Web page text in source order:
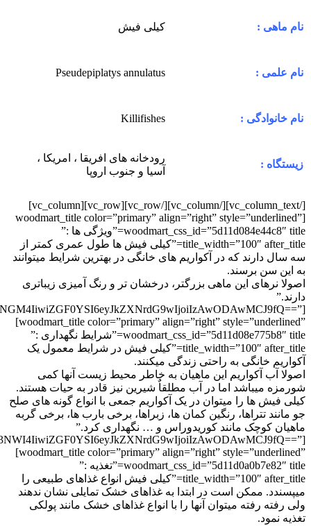
نام ماهی : کیلی فیش
نام علمی : Pseudepiplatys annulatus
نام خانوادگی : Killifishes
زیستگاه :
رودخانه های افریقا ، امریکا ،
آسیا و جنوب اروپا
[/vc_column_text][/vc_column][/vc_row][vc_row][vc_column]
[woodmart_title color=”primary” align=”right” style=”underlined”
woodmart_css_id=”5d11d084e44c8″ title=”ویژگی ها :”
title_width=”100″ after_title=”کیلی فیش ها طول عمری کمتر از
سه سال دارند که در آکواریم های خانگی در بهترین شرایط میتوانند
به این سن برسند.
اصولا نرهای این ماهی بزرگتر، درخشان تر و رنگ آمیزی زیباتری
دارند.”
[woodmart_title color=”primary” align=”right” style=”underlined”
woodmart_css_id=”5d11d08e775b8″ title=”شرایط نگهداری :”
title_width=”100″ after_title=”کیلی فیش در شرایط معمول یک
آکواریم خانگی به راحتی زندگی میکنند.
اصولا آب آکواریم این ماهیان به خاطر محیط زیست آنها کمی
شورمزه میباشد اما در آب مطلقاٌ شیرین نیز قادر به حیات هستند.
کیلی فیش ها را میتوان در یک آکواریم جمعی با انواع گونه های صلح
جو مانند تتراها، رنگین کمان ها، زبراها، برخی بارب ها، برخی گربه
ماهیان کوچک مانند کوریدوراس و … نگهداری کرد.”
[woodmart_title color=”primary” align=”right” style=”underlined”
woodmart_css_id=”5d11d0a0b7e82″ title=”تغذیه :”
title_width=”100″ after_title=”کیلی فیش انواع غذاهای طبیعی را
میپسندد. ممکن است در ابتدا به غذاهای خشک تمایلی نشان ندهند
ولی رفته رفته میتوان آنها را با انواع غذاهای خشک مانند پولکی
تغذیه نمود.